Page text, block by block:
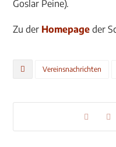
Goslar Peine).
Zu der Homepage der
Vereinsnachrichten